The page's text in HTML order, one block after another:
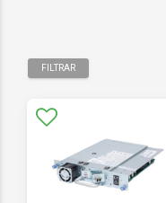
FILTRAR